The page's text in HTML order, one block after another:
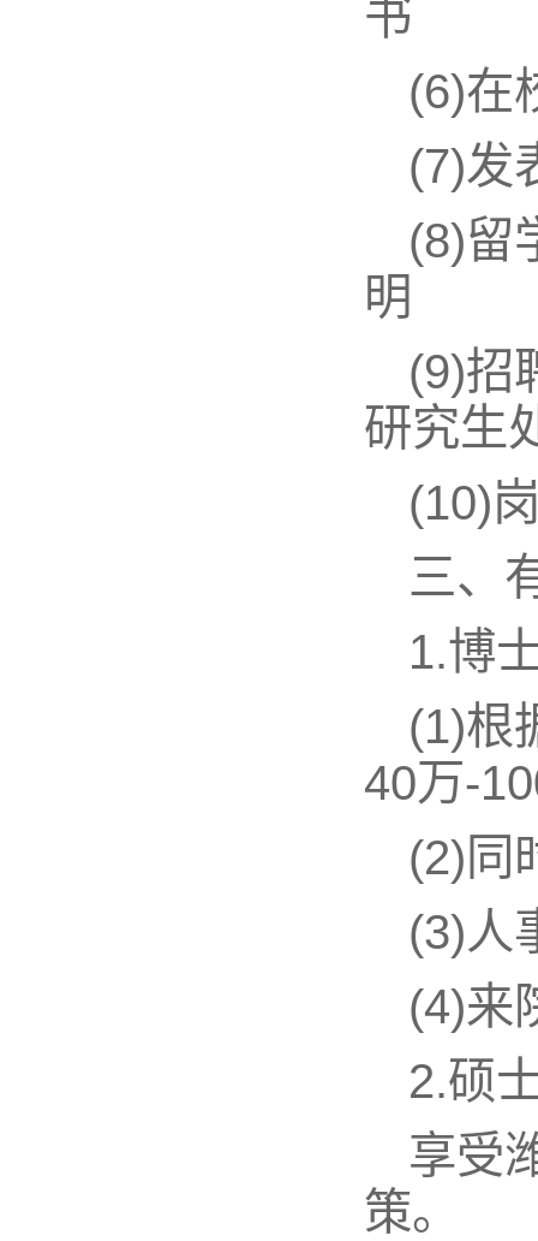
书
(6)在
(7)发
(8)留
明
(9)招
研究生
(10)
三、
1.博
(1)根
40万-
(2)同
(3)人
(4)来
2.硕
享受
策。